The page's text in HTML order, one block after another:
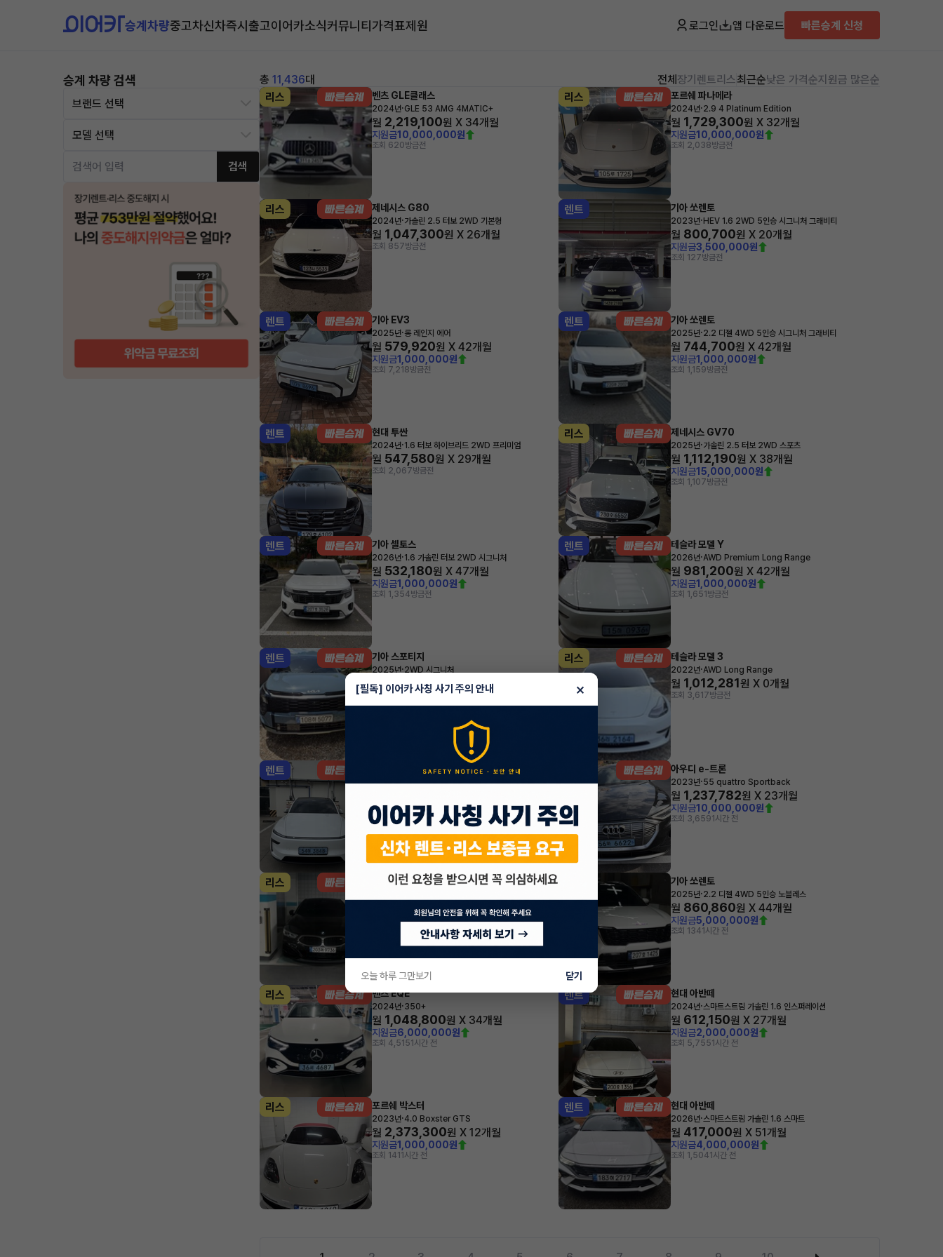
승계차량중고차신차즉시출고이어카소식커뮤니티가격표제원 로그인 앱 다운로드 빠른승계 신청
승계 차량 검색
검색
총 11,436대 전체 장기렌트리스최근순낮은 가격순지원금 많은순
리스
벤츠 GLE클래스
2024년·GLE 53 AMG 4MATIC+
월 2,219,100원 X 34개월
지원금10,000,000원
조회 620방금전
리스 포르쉐 파나메라
2024년·2.9 4 Platinum Edition
월 1,729,300원 X 32개월
지원금10,000,000원
조회 2,038방금전
리스 제네시스 G80
2024년·가솔린 2.5 터보 2WD 기본형
월 1,047,300원 X 26개월
조회 857방금전
렌트 기아 쏘렌토
2023년· HEV 1.6 2WD 5인승 시그니처 그래비티
월 800,700원 X 20개월
지원금3,500,000원
조회 127방금전
렌트 기아 EV3
2025년·롱 레인지 에어
월 579,920원 X 42개월
지원금1,000,000원
조회 7,218방금전
렌트 기아 쏘렌토
2025년·2.2 디젤 4WD 5인승 시그니처 그래비티
월 744,700원 X 42개월
지원금1,000,000원
조회 1,159방금전
렌트 현대 투싼
2024년·1.6 터보 하이브리드 2WD 프리미엄
월 547,580원 X 29개월
조회 2,067방금전
리스 제네시스 GV70
2025년·가솔린 2.5 터보 2WD 스포츠
월 1,112,190원 X 38개월
지원금15,000,000원
조회 1,107방금전
렌트 기아 셀토스
2026년·1.6 가솔린 터보 2WD 시그니처
월 532,180원 X 47개월
지원금1,000,000원
조회 1,354방금전
렌트 테슬라 모델 Y
2026년·AWD Premium Long Range
월 981,200원 X 42개월
지원금1,000,000원
조회 1,651 방금전
렌트 기아 스포티지
2025년·2WD 시그니처
월 726,440 원 X47 개월
지원금 3,000,000원
조회 640방금전
리스 테슬라 모델 3
2022년·AWD Long Range
월 1,012,281원 X 0개월
조회 3,617방금전
렌트 테슬라 모델 Y
2025년·AWD Long Range
지원금1,000,000원
조회 286방금전
아우디 e-트론
2023년·55 quattro Sportback
월 1,237,782원 X 23개월
지원금10,000,000원
조회 3,6591시간 전
리스 BMW 8시리즈
1,997,960원 X35개월
5,000,000원
1시간 전
기아 쏘렌토
2025년·2.2 디젤 4WD 5인승 노블레스
월 860,860원 X 44개월
지원금5,000,000원
조회 1341시간 전
리스 벤츠 EQE
2024년·350+
월 1,048,800원 X 34개월
지원금6,000,000원
조회 4,5151시간 전
렌트 현대 아반떼
2024년·스마트스트림 가솔린 1.6 인스퍼레이션
월 612,150원 X 27개월
지원금2,000,000원
조회 5,7551시간 전
리스 포르쉐 박스터
2023년·4.0 Boxster GTS
월 2,373,300원 X 12개월
지원금1,000,000원
조회 141 1시간 전
렌트 현대 아반떼
2026년·스마트스트림 가솔린 1.6 스마트
월 417,000원 X 51개월
지원금4,000,000원
조회 1,5041시간 전
[필독] 이어카 사칭 사기 주의 안내 ×
오늘 하루 그만보기 닫기